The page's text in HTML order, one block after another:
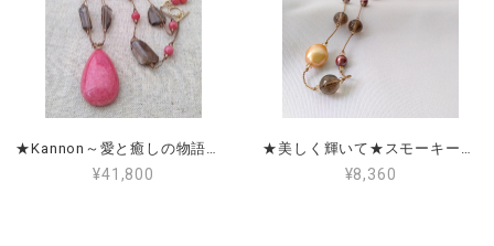
★Kannon～愛と癒しの物語～★ロードナイト＆スモーキークォーツ
¥41,800
★美しく輝いて★スモーキークォーツ＆淡水パール＆アコヤパール
¥8,360